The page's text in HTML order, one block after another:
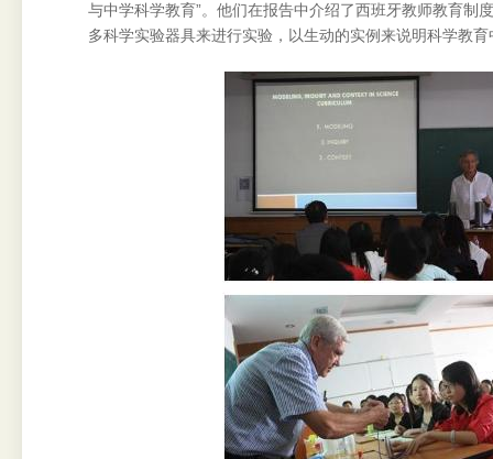
与中学科学教育”。他们在报告中介绍了西班牙教师教育制
多科学实验器具来进行实验，以生动的实例来说明科学教